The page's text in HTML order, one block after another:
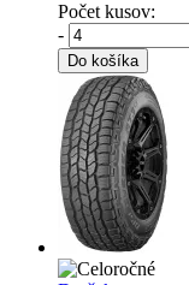
Počet kusov:
-
Do košíka